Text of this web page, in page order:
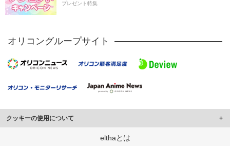
プレゼント特集
オリコングループサイト
クッキーの使用について
このサイトでは Cookie を使用して、ユーザーに合わせたコンテンツや広告の
elthaとは